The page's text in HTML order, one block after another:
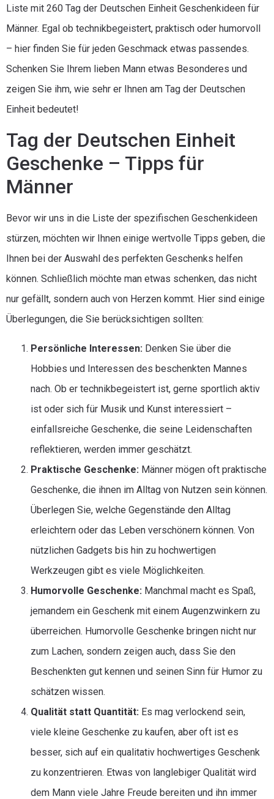
Liste mit 260 Tag der Deutschen Einheit Geschenkideen für
Männer. Egal ob technikbegeistert, praktisch oder humorvoll
– hier finden Sie für jeden Geschmack etwas passendes.
Schenken Sie Ihrem lieben Mann etwas Besonderes und
zeigen Sie ihm, wie sehr er Ihnen am Tag der Deutschen
Einheit bedeutet!
Tag der Deutschen Einheit
Geschenke – Tipps für
Männer
Bevor wir uns in die Liste der spezifischen Geschenkideen
stürzen, möchten wir Ihnen einige wertvolle Tipps geben, die
Ihnen bei der Auswahl des perfekten Geschenks helfen
können. Schließlich möchte man etwas schenken, das nicht
nur gefällt, sondern auch von Herzen kommt. Hier sind einige
Überlegungen, die Sie berücksichtigen sollten:
Persönliche Interessen: Denken Sie über die
Hobbies und Interessen des beschenkten Mannes
nach. Ob er technikbegeistert ist, gerne sportlich aktiv
ist oder sich für Musik und Kunst interessiert –
einfallsreiche Geschenke, die seine Leidenschaften
reflektieren, werden immer geschätzt.
Praktische Geschenke: Männer mögen oft praktische
Geschenke, die ihnen im Alltag von Nutzen sein können.
Überlegen Sie, welche Gegenstände den Alltag
erleichtern oder das Leben verschönern können. Von
nützlichen Gadgets bis hin zu hochwertigen
Werkzeugen gibt es viele Möglichkeiten.
Humorvolle Geschenke: Manchmal macht es Spaß,
jemandem ein Geschenk mit einem Augenzwinkern zu
überreichen. Humorvolle Geschenke bringen nicht nur
zum Lachen, sondern zeigen auch, dass Sie den
Beschenkten gut kennen und seinen Sinn für Humor zu
schätzen wissen.
Qualität statt Quantität: Es mag verlockend sein,
viele kleine Geschenke zu kaufen, aber oft ist es
besser, sich auf ein qualitativ hochwertiges Geschenk
zu konzentrieren. Etwas von langlebiger Qualität wird
dem Mann viele Jahre Freude bereiten und ihn immer